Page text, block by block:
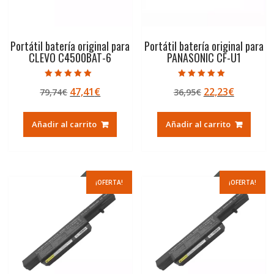
Portátil batería original para
CLEVO C4500BAT-6
5.00
de 5
79,74€ El
original
era:
47,41€El
actual
es:
Añadir al carrito
Portátil batería original para
PANASONIC CF-U1
5.00
de 5
36,95€ El
original
era:
22,23€El
actual
es:
Añadir al carrito
¡OFERTA! ¡OFERTA!